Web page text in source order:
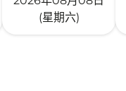
(星期六)